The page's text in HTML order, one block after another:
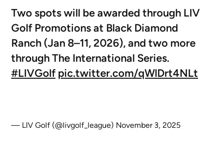
Two spots will be awarded through LIV
Golf Promotions at Black Diamond
Ranch (Jan 8–11, 2026), and two more
through The International Series.
#LIVGolf pic.twitter.com/qWlDrt4NLt
— LIV Golf (@livgolf_league) November 3, 2025